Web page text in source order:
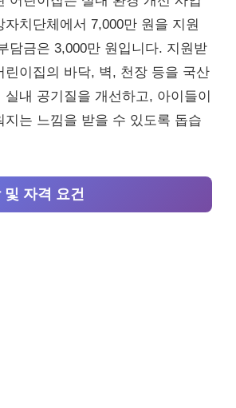
자치단체에서 7,000만 원을 지원
담금은 3,000만 원입니다. 지원받
린이집의 바닥, 벽, 천장 등을 국산
실내 공기질을 개선하고, 아이들이
지는 느낌을 받을 수 있도록 돕습
및 자격 요건